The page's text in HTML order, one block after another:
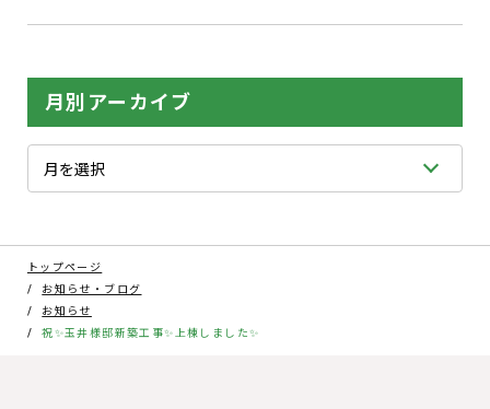
月別アーカイブ
トップページ
お知らせ・ブログ
お知らせ
祝✨玉井様邸新築工事✨上棟しました✨